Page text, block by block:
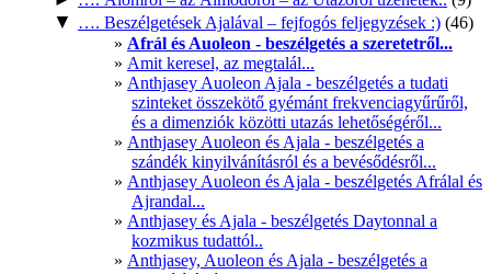
▼ …. Beszélgetések Ajalával – fejfogós feljegyzések :) (46)
Afrál és Auoleon - beszélgetés a szeretetről...
Amit keresel, az megtalál...
Anthjasey Auoleon Ajala - beszélgetés a tudati
szinteket összekötő gyémánt frekvenciagyűrűről,
és a dimenziók közötti utazás lehetőségéről...
Anthjasey Auoleon és Ajala - beszélgetés a
szándék kinyilvánításról és a bevésődésről...
Anthjasey Auoleon és Ajala - beszélgetés Afrálal és
Ajrandal...
Anthjasey és Ajala - beszélgetés Daytonnal a
kozmikus tudattól..
Anthjasey, Auoleon és Ajala - beszélgetés a